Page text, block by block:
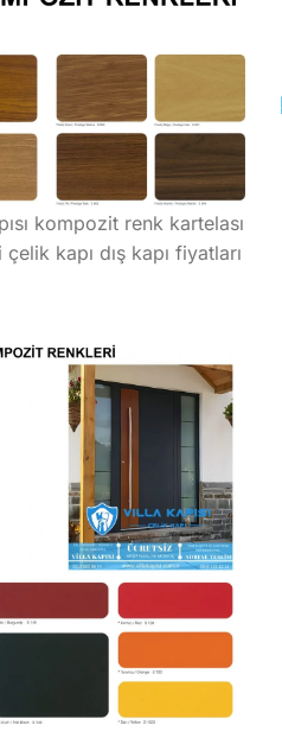
kompozit renk kartelası
kapı dış kapı fiyatları